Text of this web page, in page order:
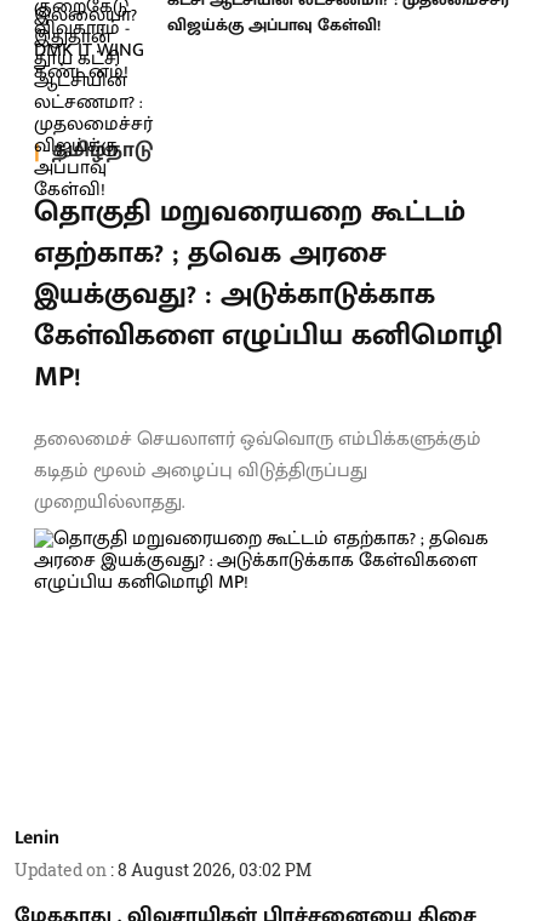
விஜய்க்கு அப்பாவு கேள்வி!
தமிழ்நாடு
தொகுதி மறுவரையறை கூட்டம்
எதற்காக? ; தவெக அரசை
இயக்குவது? : அடுக்காடுக்காக
கேள்விகளை எழுப்பிய கனிமொழி
MP!
தலைமைச் செயலாளர் ஒவ்வொரு எம்பிக்களுக்கும்
கடிதம் மூலம் அழைப்பு விடுத்திருப்பது
முறையில்லாதது.
Lenin
Updated on :8 August 2026, 03:02 PM